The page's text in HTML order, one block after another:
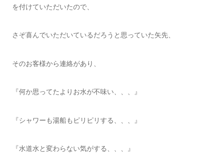
を付けていただいたので、
さぞ喜んでいただいているだろうと思っていた矢先、
そのお客様から連絡があり、
『何か思ってたよりお水が不味い、、、』
『シャワーも湯船もピリピリする、、、』
『水道水と変わらない気がする、、、』